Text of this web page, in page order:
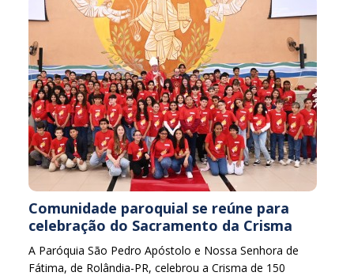
Comunidade paroquial se reúne para
celebração do Sacramento da Crisma
A Paróquia São Pedro Apóstolo e Nossa Senhora de
Fátima, de Rolândia-PR, celebrou a Crisma de 150